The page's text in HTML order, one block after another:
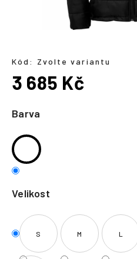
Barva
Velikost
S M L
Kód: Zvolte variantu
3 685 Kč
cena:
t
?